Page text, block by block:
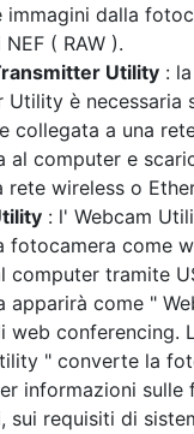
immagini dalla
( RAW ).
Utility :
Utility è necessaria
collegata a una
al computer e
rete wireless o
: l' Webcam
fotocamera come
computer tramite
apparirà come "
web conferencing.
" converte la
informazioni sulle
sui requisiti di